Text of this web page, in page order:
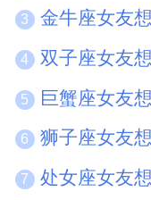
3 金牛座女友
4 双子座女友
5 巨蟹座女友
6 狮子座女友
7 处女座女友